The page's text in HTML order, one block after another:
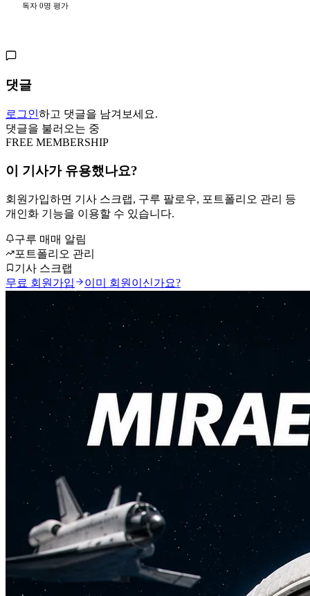
독자 0명 평가
댓글
로그인하고 댓글을 남겨보세요.
댓글을 불러오는 중
FREE MEMBERSHIP
이 기사가 유용했나요?
회원가입하면 기사 스크랩, 구루 팔로우, 포트폴리오 관리 등
개인화 기능을 이용할 수 있습니다.
구루 매매 알림
포트폴리오 관리
기사 스크랩
무료 회원가입
이미 회원이신가요?